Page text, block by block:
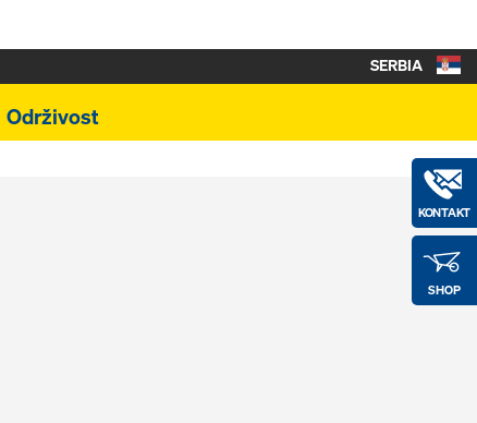
Održivost
KONTAKT
SHOP
SERBIA